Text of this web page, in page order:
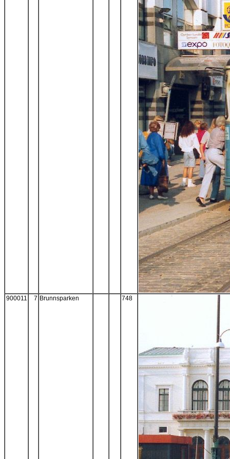
900011 7 Brunnsparken 748